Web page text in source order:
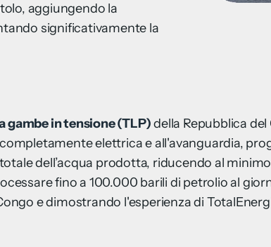
aggiungendo la
significativamente la
gambe in tensione (TLP)della Repubblica del
elettrica e all'avanguardia,
dell’acqua prodotta, riducendo al
fino a 100.000 barili di petrolio al
e dimostrando l'esperienza di